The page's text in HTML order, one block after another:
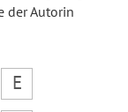
der Autorin
E